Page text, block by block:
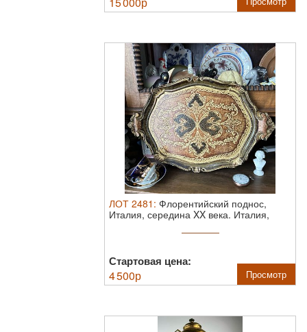
ЛОТ 2481 : Флорентийский поднос,
Италия, середина XX века. Италия,
Стартовая цена:
4 500р Просмотр